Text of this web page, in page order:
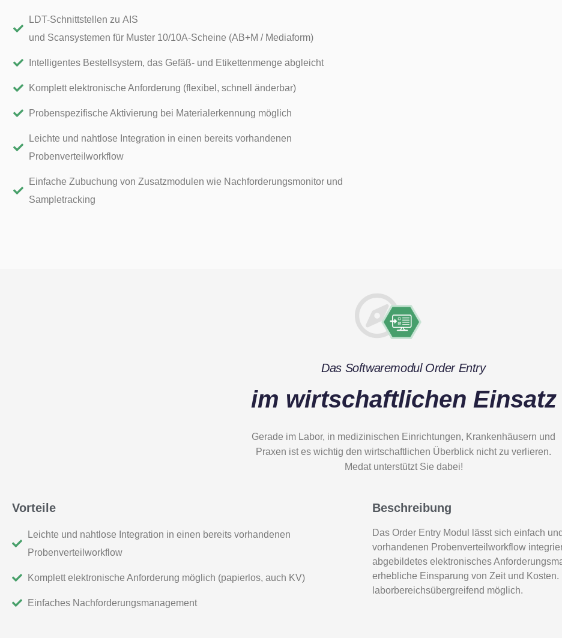
LDT-Schnittstellen zu AIS
und Scansystemen für Muster 10/10A-Scheine (AB+M / Mediaform)
Intelligentes Bestellsystem, das Gefäß- und Etikettenmenge abgleicht
Komplett elektronische Anforderung (flexibel, schnell änderbar)
Probenspezifische Aktivierung bei Materialerkennung möglich
Leichte und nahtlose Integration in einen bereits vorhandenen
Probenverteilworkflow
Einfache Zubuchung von Zusatzmodulen wie Nachforderungsmonitor und
Sampletracking
Das Softwaremodul Order Entry
im wirtschaftlichen Einsatz
Gerade im Labor, in medizinischen Einrichtungen, Krankenhäusern und
Praxen ist es wichtig den wirtschaftlichen Überblick nicht zu verlieren.
Medat unterstützt Sie dabei!
Vorteile
Leichte und nahtlose Integration in einen bereits vorhandenen
Probenverteilworkflow
Komplett elektronische Anforderung möglich (papierlos, auch KV)
Einfaches Nachforderungsmanagement
Beschreibung
Das Order Entry Modul lässt sich einfach
vorhandenen Probenverteilworkflow
abgebildetes elektronisches
erhebliche Einsparung von Zeit und Kosten.
laborbereichsübergreifend möglich.